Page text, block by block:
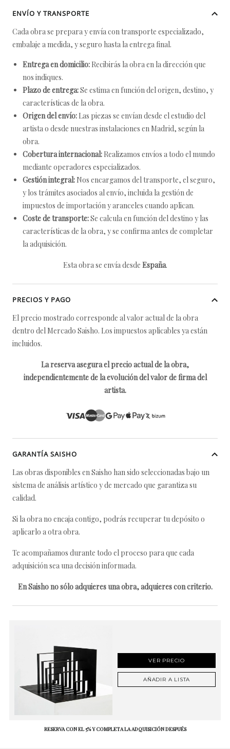
ENVÍO Y TRANSPORTE
Cada obra se prepara y envía con transporte especializado,
embalaje a medida, y seguro hasta la entrega final.
Entrega en domicilio: Recibirás la obra en la dirección que
nos indiques.
Plazo de entrega:Se estima en función del origen, destino, y
características de la obra.
Origen del envío: Las piezas se envían desde el estudio del
artista o desde nuestras instalaciones en Madrid, según la
obra.
Cobertura internacional: Realizamos envíos a todo el mundo
mediante operadores especializados.
Gestión integral: Nos encargamos del transporte, el seguro,
y los trámites asociados al envío, incluida la gestión de
impuestos de importación y aranceles cuando aplican.
Coste de transporte:Se calcula en función del destino y las
características de la obra, y se confirma antes de completar
la adquisición.
Esta obra se envía desde España.
PRECIOS Y PAGO
El precio mostrado corresponde al valor actual de la obra
dentro del Mercado Saisho. Los impuestos aplicables ya están
incluidos.
La reserva asegura el precio actual de la obra,
independientemente de la evolución del valor de firma del
artista.
GARANTÍA SAISHO
Las obras disponibles en Saisho han sido seleccionadas bajo un
sistema de análisis artístico y de mercado que garantiza su
calidad.
Si la obra no encaja contigo, podrás recuperar tu depósito o
aplicarlo a otra obra.
Te acompañamos durante todo el proceso para que cada
adquisición sea una decisión informada.
En Saisho no sólo adquieres una obra, adquieres con criterio.
VER PRECIO
AÑADIR A LISTA
RESERVA CON EL 5% Y COMPLETA LA ADQUISICIÓN DESPUÉS